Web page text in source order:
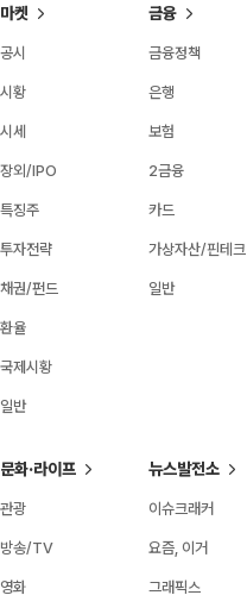
마켓
공시
시황
시세
장외/IPO
특징주
투자전략
채권/펀드
환율
국제시황
일반
금융
금융정책
은행
보험
2금융
카드
가상자산/핀테크
일반
문화·라이프
관광
방송/TV
영화
뉴스발전소
이슈크래커
요즘, 이거
그래픽스